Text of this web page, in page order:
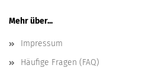
Mehr über...
Impressum
Häufige Fragen (FAQ)